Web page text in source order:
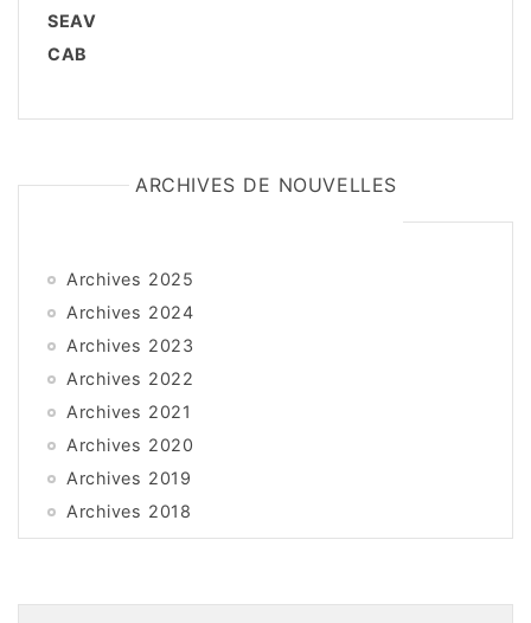
SEAV
CAB
ARCHIVES DE NOUVELLES
Archives 2025
Archives 2024
Archives 2023
Archives 2022
Archives 2021
Archives 2020
Archives 2019
Archives 2018
Archives 2017
Archives 2015